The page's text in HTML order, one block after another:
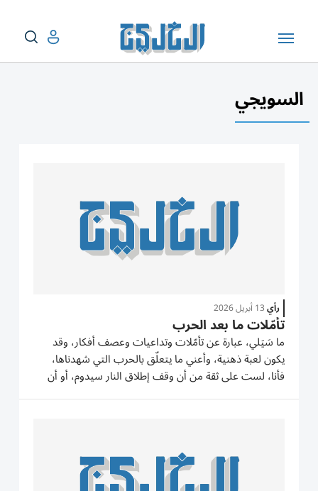
السويجي
رأي13 أبريل 2026
تأمّلات ما بعد الحرب
ما سَيَلي، عبارة عن تأمّلات وتداعيات وعصف أفكار، وقد
يكون لعبة ذهنية، وأعني ما يتعلّق بالحرب التي شهدناها،
فأنا، لست على ثقة من أن وقف إطلاق النار سيدوم، أو أن
الحرب قادمة لا محالة، ولن أخاطر أبداً في رسم صورة مشرقة